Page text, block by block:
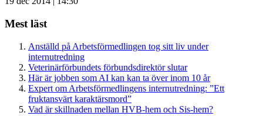
Mest läst
Anställd på Arbetsförmedlingen tog sitt liv under
internutredning
Veterinärförbundets förbundsdirektör slutar
Här är jobben som AI kan kan ta över inom 10 år
Expert om Arbetsförmedlingens internutredning: ”Ett
fruktansvärt karaktärsmord”
Vad är skillnaden mellan HVB-hem och Sis-hem?